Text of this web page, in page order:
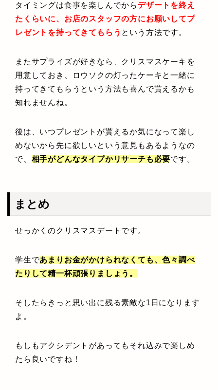
タイミングは食事を楽しんでから デザートを終え
たくらいに、お店のスタッフの方にお願いしてプ
レゼントを持ってきてもらう という方法です。
またサプライズが好きなら、クリスマスケーキを
用意しておき、ロウソクの灯ったケーキと一緒に
持ってきてもらうという方法も喜んで貰えるかも
知れませんね。
後は、いつプレゼントが貰えるか気になって楽し
めないから先に欲しいという意見もあるようなの
で、 相手がどんなタイプかリサーチも必要です。
まとめ
せっかくのクリスマスデートです。
学生であまりお金がかけられなくても、色々調べ
たりして精一杯頑張りましょう。
そしたらきっと思い出に残る素敵な1日になります
よ。
もしもアクシデントがあってもそれ込みで楽しめ
たら良いですね！